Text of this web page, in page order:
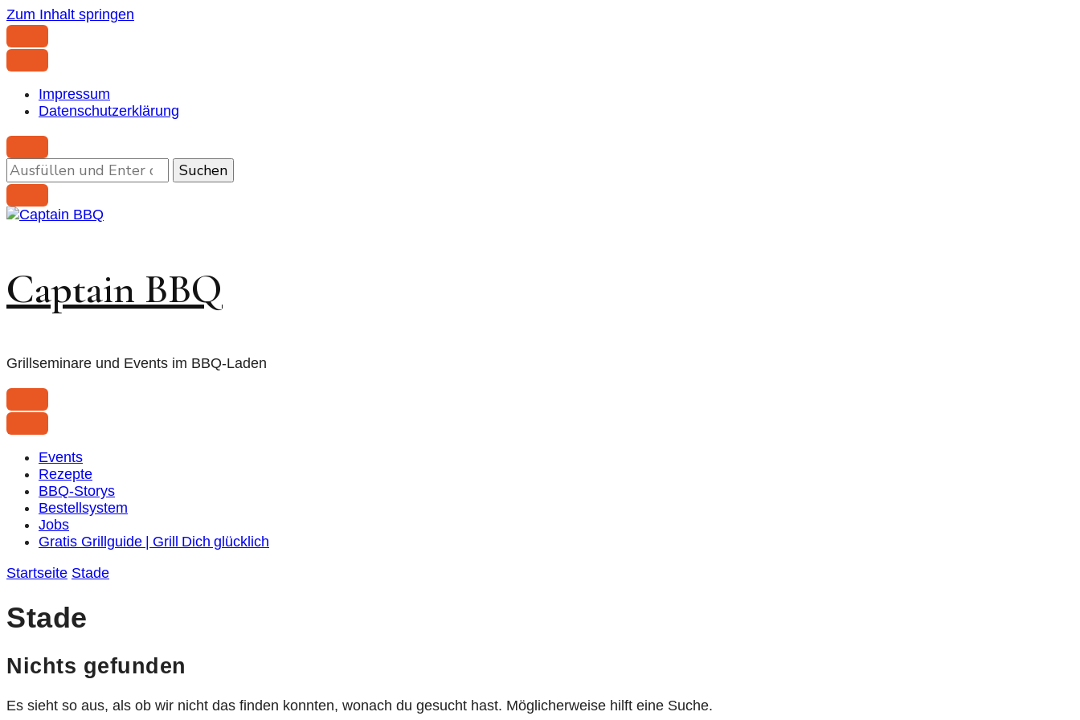
Zum Inhalt springen
Impressum
Datenschutzerklärung
Suchst
du
nach
etwas?
Captain BBQ
Grillseminare und Events im BBQ-Laden
Events
Rezepte
BBQ-Storys
Bestellsystem
Jobs
Gratis Grillguide | Grill Dich glücklich
Startseite Stade
Stade
Nichts gefunden
Es sieht so aus, als ob wir nicht das finden konnten, wonach du gesucht hast. Möglicherweise hilft eine Suche.